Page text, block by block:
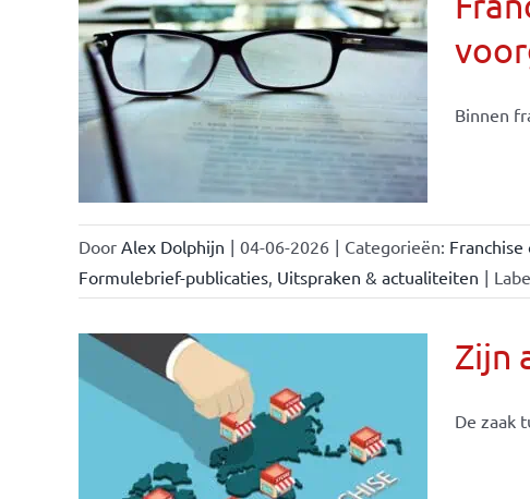
Binnen
Door Alex Dolphijn | 04-06-2026 | Categorieën:
Formulebrief-publicaties, Uitspraken & actualiteiten |
Zijn
De zaak